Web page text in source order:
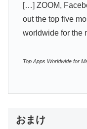
[…] ZOOM,
out the top five
worldwide for the
Top Apps Worldwide for
おまけ